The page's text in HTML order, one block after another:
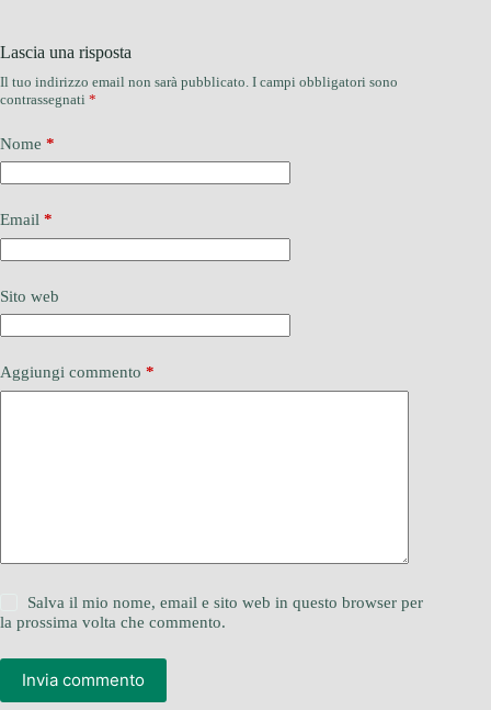
Lascia una risposta
Il tuo indirizzo email non sarà pubblicato. I campi obbligatori sono
contrassegnati *
Nome *
Email *
Sito web
Aggiungi commento *
Salva il mio nome, email e sito web in questo browser per
la prossima volta che commento.
Invia commento